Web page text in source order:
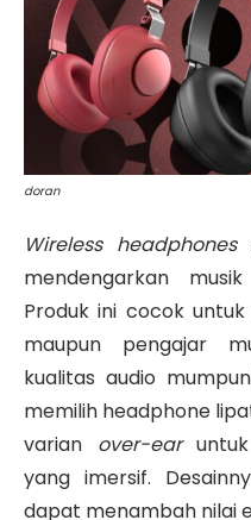
doran
Wireless headphones
mendengarkan
Produk ini cocok
maupun pengajar
kualitas audio
memilih headphone
varian over-ear
yang imersif.
dapat menambah nilai